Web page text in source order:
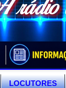
LOCUTORES